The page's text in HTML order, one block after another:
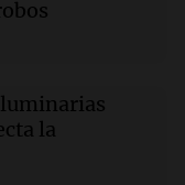
en Argentina
duelo crucial
la